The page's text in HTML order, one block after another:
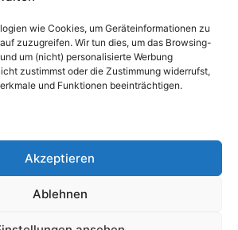
wie Cookies, um Geräteinformationen zu
zuzugreifen. Wir tun dies, um das Browsing-
um (nicht) personalisierte Werbung
zustimmst oder die Zustimmung widerrufst,
und Funktionen beeinträchtigen.
Akzeptieren
Ablehnen
(EU)
sider
SIDER-Partnern